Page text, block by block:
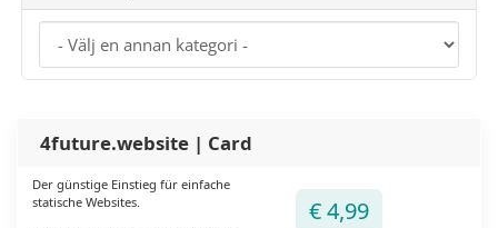
4future.website | Card
Der günstige Einstieg für einfache
statische Websites.
€ 4,99